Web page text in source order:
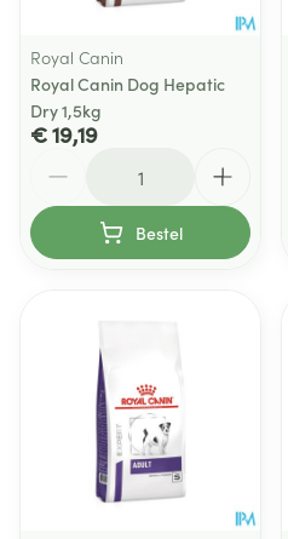
Royal Canin
Royal Canin Dog Hepatic
Dry 1,5kg
€ 19,19
Bestel